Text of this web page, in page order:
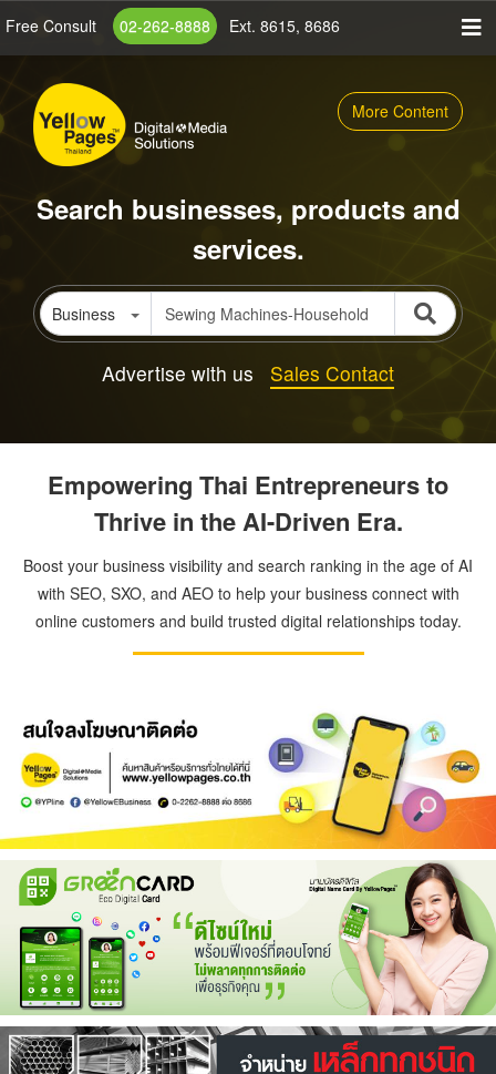
content
Free Consult 02-262-8888 Ext. 8615, 8686
More Content
Search businesses, products and
services.
Business
Advertise with us Sales Contact
Empowering Thai Entrepreneurs to
Thrive in the AI-Driven Era.
Boost your business visibility and search ranking in the age of AI
with SEO, SXO, and AEO to help your business connect with
online customers and build trusted digital relationships today.